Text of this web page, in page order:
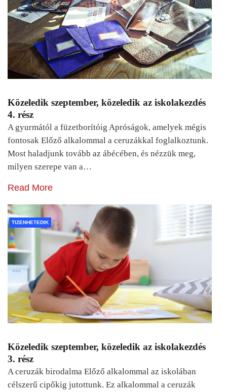
Közeledik szeptember, közeledik az iskolakezdés
4. rész
A gyurmától a füzetborítóig Apróságok, amelyek mégis
fontosak Előző alkalommal a ceruzákkal foglalkoztunk.
Most haladjunk tovább az ábécében, és nézzük meg,
milyen szerepe van a…
Read More
TIZENHETEDIK
Közeledik szeptember, közeledik az iskolakezdés
3. rész
A ceruzák birodalma Előző alkalommal az iskolában
célszerű cipőkig jutottunk. Ez alkalommal a ceruzák